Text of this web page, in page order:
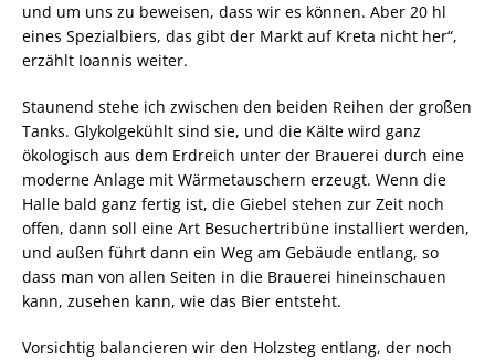
und um uns zu beweisen, dass wir es können. Aber 20 hl
eines Spezialbiers, das gibt der Markt auf Kreta nicht her“,
erzählt Ioannis weiter.
Staunend stehe ich zwischen den beiden Reihen der großen
Tanks. Glykolgekühlt sind sie, und die Kälte wird ganz
ökologisch aus dem Erdreich unter der Brauerei durch eine
moderne Anlage mit Wärmetauschern erzeugt. Wenn die
Halle bald ganz fertig ist, die Giebel stehen zur Zeit noch
offen, dann soll eine Art Besuchertribüne installiert werden,
und außen führt dann ein Weg am Gebäude entlang, so
dass man von allen Seiten in die Brauerei hineinschauen
kann, zusehen kann, wie das Bier entsteht.
Vorsichtig balancieren wir den Holzsteg entlang, der noch